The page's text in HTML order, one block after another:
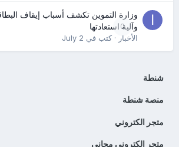
0
وزارة التموين تكشف أسباب إيقاف
وآلية استعادتها
الأخبار· كتب في July 2
شنطة
منصة شنطة
متجر الكتروني
متجر إلكتروني مجاني